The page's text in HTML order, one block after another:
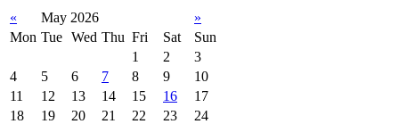
« May 2026
»
Mon Tue Wed Thu Fri Sat
Sun
1
2
3
4
5 6 7 8 9
10
11
12 13 14 15 16
17
18
19 20 21 22 23
24